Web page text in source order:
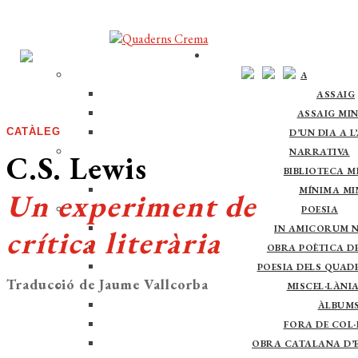
ASSAIG
ASSAIG
ASSAIG
D’UN DIA A
NARRATIVA
BIBLIOTECA
MÍNIMA
POESIA
IN AMICORUM
OBRA POÈTICA
POESIA DELS
FORA DE
OBRA CATALANA
CATÀLEG
C.S. Lewis
Un experiment de
crítica literària
Traducció de Jaume Vallcorba